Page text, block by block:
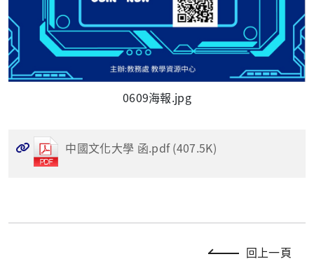
0609海報.jpg
中國文化大學 函.pdf (407.5K)
回上一頁